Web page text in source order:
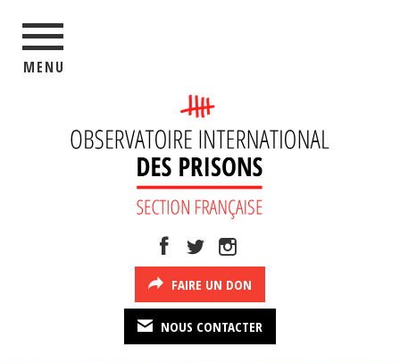
MENU
FAIRE UN DON
NOUS CONTACTER